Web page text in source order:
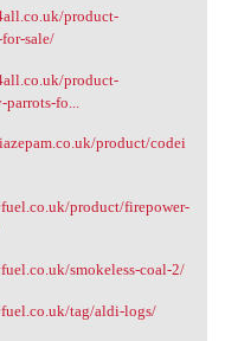
product-
sale/
product-
fo...
product/codei
product/firepower-
smokeless-coal-2/
tag/aldi-logs/